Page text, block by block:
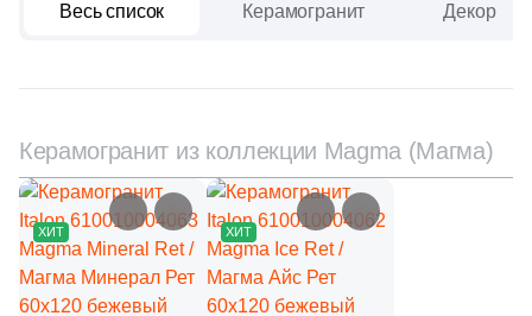
Roca (1 )
Rondine (1 )
STAR MOSAIC (137)
Safran (30)
Весь список Керамогранит Декор
Керамогранит из коллекции Magma (Магма)
ХИТ
ХИТ